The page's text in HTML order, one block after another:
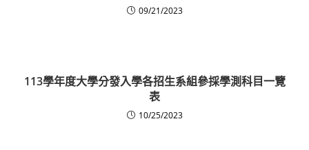
09/21/2023
113學年度大學分發入學各招生系組參採學測科目一覽
表
10/25/2023